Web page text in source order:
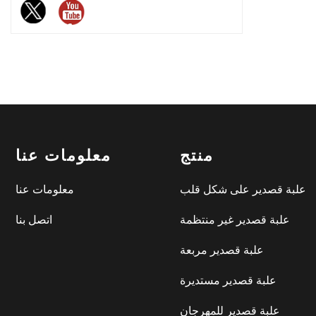
معلومات عنا
معلومات عنا
اتصل بنا
منتج
علبة قصدير على شكل قلب
علبة قصدير غير منتظمة
علبة قصدير مربعة
علبة قصدير مستديرة
علبة قصدير للمهرجان